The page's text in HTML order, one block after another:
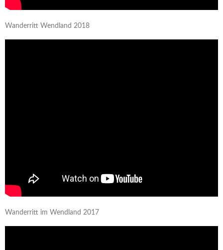
Wanderritt Wendland 2018
Wanderritt im Wendland 2017